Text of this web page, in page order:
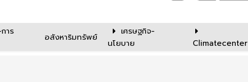
าร
อสังหาริมทรัพย์
เศรษฐกิจ-
นโยบาย
Climatecenter